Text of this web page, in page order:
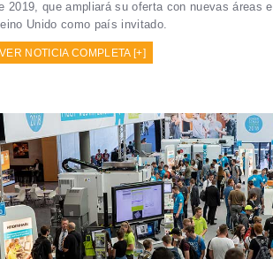
2019, que ampliará su oferta con nuevas áreas
Unido como país invitado.
VER NOTICIA COMPLETA [+]